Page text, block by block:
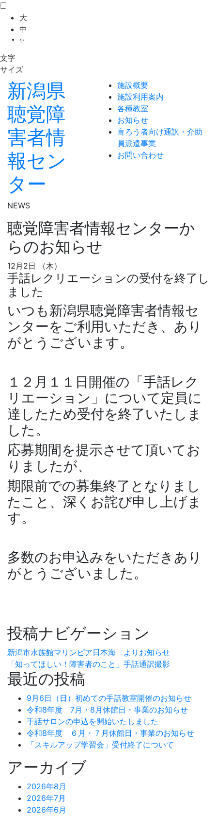
大
中
小
文字
サイズ
新潟県
聴覚障
害者情
報セン
ター
施設概要
施設利用案内
各種教室
お知らせ
盲ろう者向け通訳・介助
員派遣事業
お問い合わせ
NEWS
聴覚障害者情報センターか
らのお知らせ
12月2日 （木）
手話レクリエーションの受付を終了し
ました
いつも新潟県聴覚障害者情報セ
ンターをご利用いただき、あり
がとうございます。
１２月１１日開催の「手話レク
リエーション」について定員に
達したため受付を終了いたしま
した。
応募期間を提示させて頂いてお
りましたが、
期限前での募集終了となりまし
たこと、深くお詫び申し上げま
す。
多数のお申込みをいただきあり
がとうございました。
投稿ナビゲーション
新潟市水族館マリンピア日本海 よりお知らせ
「知ってほしい！障害者のこと」手話通訳撮影
最近の投稿
9月6日（日）初めての手話教室開催のお知らせ
令和8年度 7月・8月休館日・事業のお知らせ
手話サロンの申込を開始いたしました
令和8年度 ６月・７月休館日・事業のお知らせ
「スキルアップ学習会」受付終了について
アーカイブ
2026年8月
2026年7月
2026年6月